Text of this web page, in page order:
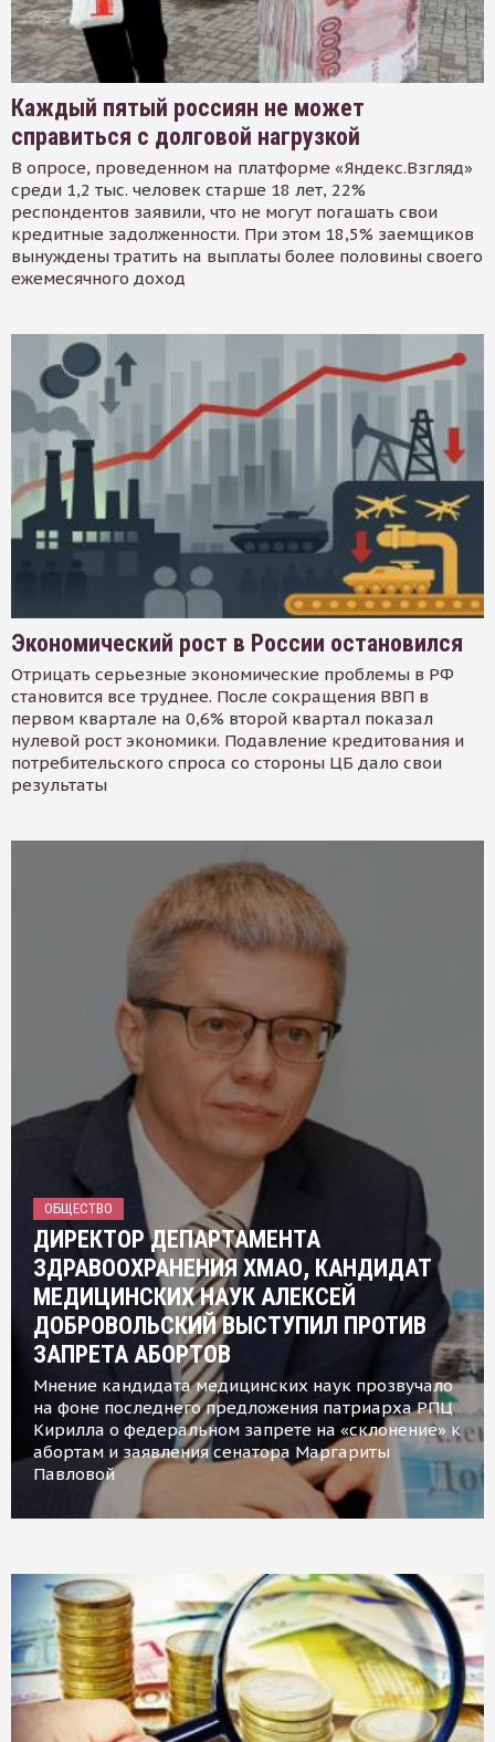
Каждый пятый россиян не может
справиться с долговой нагрузкой
В опросе, проведенном на платформе «Яндекс.Взгляд»
среди 1,2 тыс. человек старше 18 лет, 22%
респондентов заявили, что не могут погашать свои
кредитные задолженности. При этом 18,5% заемщиков
вынуждены тратить на выплаты более половины своего
ежемесячного доход
Экономический рост в России остановился
Отрицать серьезные экономические проблемы в РФ
становится все труднее. После сокращения ВВП в
первом квартале на 0,6% второй квартал показал
нулевой рост экономики. Подавление кредитования и
потребительского спроса со стороны ЦБ дало свои
результаты
ОБЩЕСТВО
ДИРЕКТОР ДЕПАРТАМЕНТА
ЗДРАВООХРАНЕНИЯ ХМАО, КАНДИДАТ
МЕДИЦИНСКИХ НАУК АЛЕКСЕЙ
ДОБРОВОЛЬСКИЙ ВЫСТУПИЛ ПРОТИВ
ЗАПРЕТА АБОРТОВ
Мнение кандидата медицинских наук прозвучало
на фоне последнего предложения патриарха РПЦ
Кирилла о федеральном запрете на «склонение» к
абортам и заявления сенатора Маргариты
Павловой